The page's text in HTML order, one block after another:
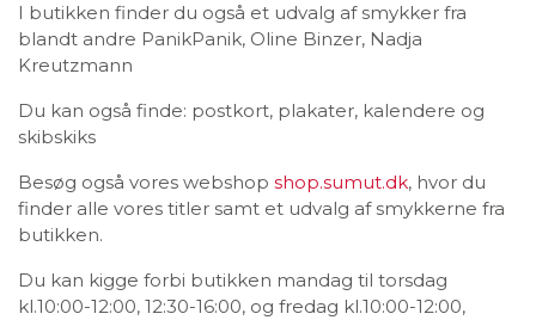
I butikken finder du også et udvalg af smykker fra
blandt andre PanikPanik, Oline Binzer, Nadja
Kreutzmann
Du kan også finde: postkort, plakater, kalendere og
skibskiks
Besøg også vores webshop shop.sumut.dk, hvor du
finder alle vores titler samt et udvalg af smykkerne fra
butikken.
Du kan kigge forbi butikken mandag til torsdag
kl.10:00-12:00, 12:30-16:00, og fredag kl.10:00-12:00,